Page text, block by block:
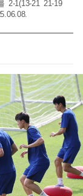
2-1(13-21 21-19